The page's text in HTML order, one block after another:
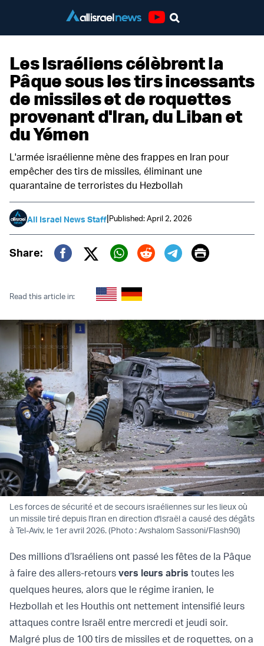
Les Israéliens célèbrent la
Pâque sous les tirs incessants
de missiles et de roquettes
provenant d'Iran, du Liban et
du Yémen
L'armée israélienne mène des frappes en Iran pour
empêcher des tirs de missiles, éliminant une
quarantaine de terroristes du Hezbollah
All Israel News Staff|Published: April 2, 2026
Share:
Twitter (X)
Print
Read this article in:
Les forces de sécurité et de secours israéliennes sur les lieux où
un missile tiré depuis l'Iran en direction d'Israël a causé des dégâts
à Tel-Aviv, le 1er avril 2026. (Photo : Avshalom Sassoni/Flash90)
Des millions d’Israéliens ont passé les fêtes de la Pâque
à faire des allers-retours vers leurs abris toutes les
quelques heures, alors que le régime iranien, le
Hezbollah et les Houthis ont nettement intensifié leurs
attaques contre Israël entre mercredi et jeudi soir.
Malgré plus de 100 tirs de missiles et de roquettes, on a